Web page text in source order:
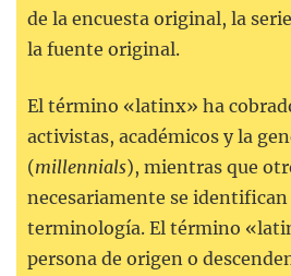
de la encuesta original, la
la fuente original.
El término «latinx» ha
activistas, académicos y la
(millennials), mientras que
necesariamente se identifican
terminología. El término
persona de origen o